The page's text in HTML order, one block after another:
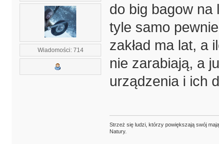
Wiadomości: 714
do big bagow na
tyle samo
zakład ma lat, a
nie zarabiają, a
urządzenia i ich
Strzeż się ludzi, którzy powiększają swój
Natury.